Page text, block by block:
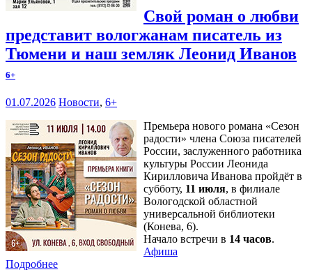
Свой роман о любви
представит вологжанам писатель из
Тюмени и наш земляк Леонид Иванов
6+
01.07.2026 Новости, 6+
Премьера нового романа «Сезон
радости» члена Союза писателей
России, заслуженного работника
культуры России Леонида
Кирилловича Иванова пройдёт в
субботу, 11 июля, в филиале
Вологодской областной
универсальной библиотеки
(Конева, 6).
Начало встречи в 14 часов.
Афиша
Подробнее